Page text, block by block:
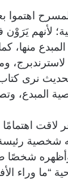
اهتموا
لأنهم يَرَوْن
المبدع
نرى
المبدع،
لاقت
شخصية
شخصًا
“ما وراء